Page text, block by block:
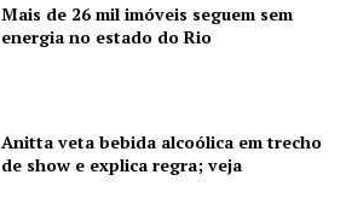
Mais de 26 mil imóveis seguem sem
energia no estado do Rio
Anitta veta bebida alcoólica em trecho
de show e explica regra; veja